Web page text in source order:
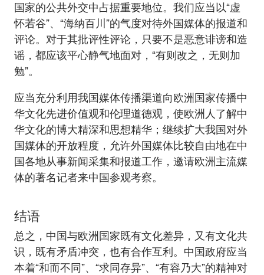
国家的公共外交中占据重要地位。我们应当以“虚
怀若谷”、“海纳百川”的气度对待外国媒体的报道和
评论。对于其批评性评论，只要不是恶意诽谤和造
谣，都应该平心静气地面对，“有则改之，无则加
勉”。
应当充分利用我国媒体传播渠道向欧洲国家传播中
华文化先进价值观和伦理道德观，使欧洲人了解中
华文化的博大精深和思想精华；继续扩大我国对外
国媒体的开放程度，允许外国媒体比较自由地在中
国各地从事新闻采集和报道工作，邀请欧洲主流媒
体的著名记者来中国参观考察。
结语
总之，中国与欧洲国家既有文化差异，又有文化共
识，既有矛盾冲突，也有合作互利。中国政府应当
本着“和而不同”、“求同存异”、“有容乃大”的精神对